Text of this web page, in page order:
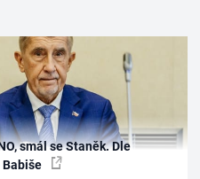
smál se Staněk. Dle
Babiše